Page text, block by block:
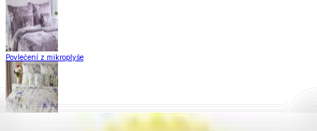
Povlečení z mikroplyše